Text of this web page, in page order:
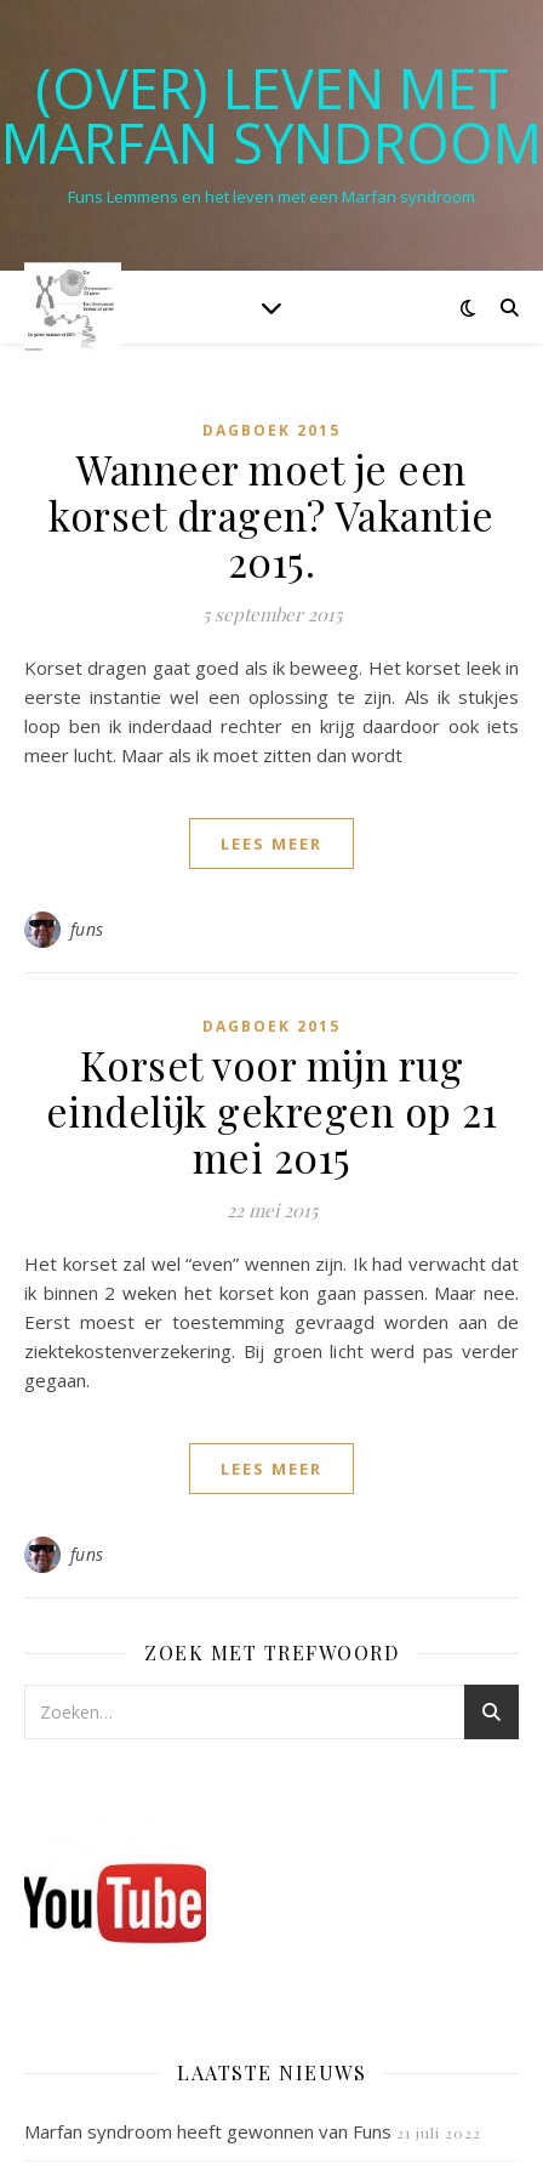
(OVER) LEVEN MET
MARFAN SYNDROOM
Funs Lemmens en het leven met een Marfan syndroom
DAGBOEK 2015
Wanneer moet je een
korset dragen? Vakantie
2015.
5 september 2015
Korset dragen gaat goed als ik beweeg. Het korset leek in
eerste instantie wel een oplossing te zijn. Als ik stukjes
loop ben ik inderdaad rechter en krijg daardoor ook iets
meer lucht. Maar als ik moet zitten dan wordt
LEES MEER
funs
DAGBOEK 2015
Korset voor mijn rug
eindelijk gekregen op 21
mei 2015
22 mei 2015
Het korset zal wel “even” wennen zijn. Ik had verwacht dat
ik binnen 2 weken het korset kon gaan passen. Maar nee.
Eerst moest er toestemming gevraagd worden aan de
ziektekostenverzekering. Bij groen licht werd pas verder
gegaan.
LEES MEER
funs
ZOEK MET TREFWOORD
LAATSTE NIEUWS
Marfan syndroom heeft gewonnen van Funs 21 juli 2022